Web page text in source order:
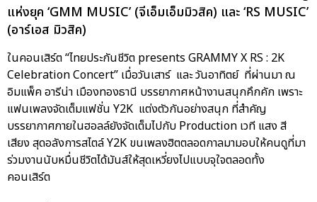
แห่งยุค ‘GMM MUSIC’ (จีเอ็มเอ็มมิวสิค) และ ‘RS MUSIC’
(อาร์เอส มิวสิค)
ในคอนเสิร์ต “ไทยประกันชีวิต presents GRAMMY X RS : 2K
Celebration Concert” เมื่อวันเสาร์ และ วันอาทิตย์ ที่ผ่านมา ณ
อิมแพ็ค อารีน่า เมืองทองธานี บรรยากาศหน้างานสนุกคึกคัก เพราะ
แฟนเพลงจัดเต็มแฟชั่น Y2K แต่งตัวกันอย่างสนุก ที่สำคัญ
บรรยากาศภายในฮอลล์ยังจัดเต็มไปกับ Production เวที แสง สี
เสียง สุดอลังการสไตล์ Y2K ขนเพลงฮิตตลอดกาลมามอบให้คนดูที่มา
ร่วมงานนับหมื่นชีวิตได้มันส์ให้สุดเหวี่ยงไปแบบจุใจตลอดทั้ง
คอนเสิร์ต